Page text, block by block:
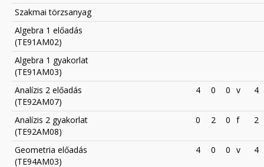
Szakmai törzsanyag
Algebra 1 előadás
(TE91AM02)
Algebra 1 gyakorlat
(TE91AM03)
Analízis 2 előadás
(TE92AM07)
4 0 0 v 4
Analízis 2 gyakorlat
(TE92AM08)
0 2 0 f 2
Geometria előadás
(TE94AM03)
4 0 0 v 4